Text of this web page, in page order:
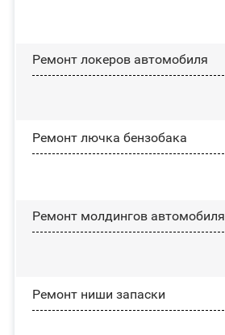
Ремонт лoĸepoв автомобиля
Ремонт лючка бензобака
Ремонт молдингов автомобиля
Ремонт ниши запаски